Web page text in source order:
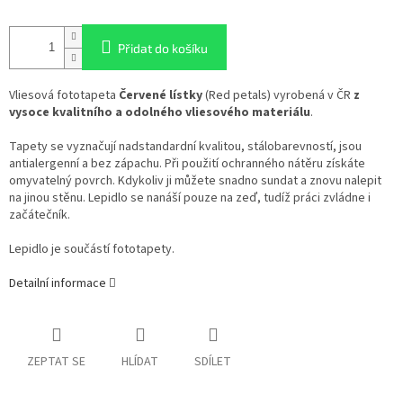
Přidat do košíku
Vliesová fototapeta Červené lístky(Red petals) vyrobená v ČR z
vysoce kvalitního a odolného vliesového materiálu.
Tapety se vyznačují nadstandardní kvalitou, stálobarevností, jsou
antialergenní a bez zápachu. Při použití ochranného nátěru získáte
omyvatelný povrch. Kdykoliv ji můžete snadno sundat a znovu nalepit
na jinou stěnu. Lepidlo se nanáší pouze na zeď, tudíž práci zvládne i
začátečník.
Lepidlo je součástí fototapety.
Detailní informace
ZEPTAT SE HLÍDAT SDÍLET